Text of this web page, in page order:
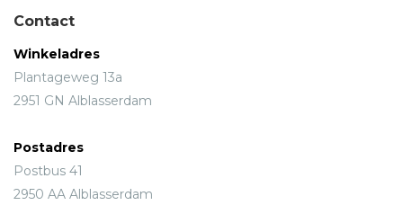
Contact
Winkeladres
Plantageweg 13a
2951 GN Alblasserdam
Postadres
Postbus 41
2950 AA Alblasserdam